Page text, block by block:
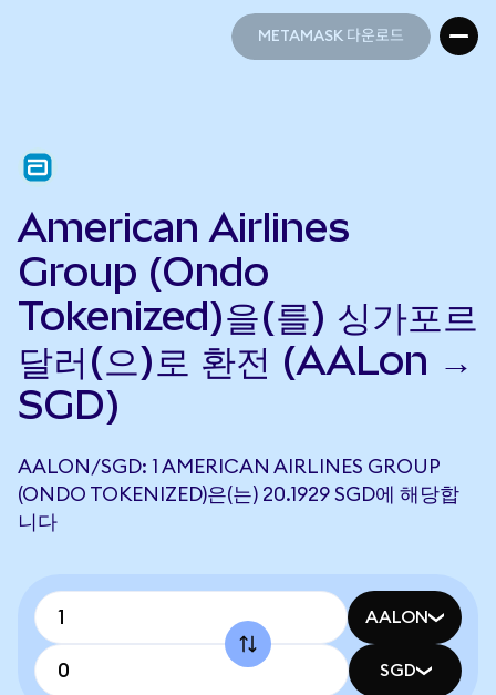
METAMASK 다운로드
American Airlines
Group (Ondo
Tokenized)을(를) 싱가포르
달러(으)로 환전 (AALon →
SGD)
AALON/SGD: 1 AMERICAN AIRLINES GROUP
(ONDO TOKENIZED)은(는) 20.1929 SGD에 해당합
니다
AALON
SGD